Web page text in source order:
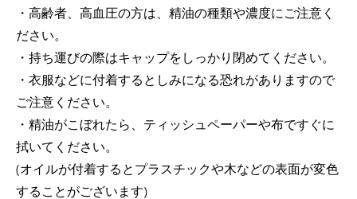
・高齢者、高血圧の方は、精油の種類や濃度にご注意く
ださい。
・持ち運びの際はキャップをしっかり閉めてください。
・衣服などに付着するとしみになる恐れがありますので
ご注意ください。
・精油がこぼれたら、ティッシュペーパーや布ですぐに
拭いてください。
(オイルが付着するとプラスチックや木などの表面が変色
することがございます)